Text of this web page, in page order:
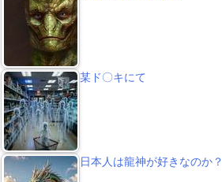
某ド〇キにて
日本人は龍神が好きなのか？